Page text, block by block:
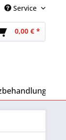
Service
0,00 € *